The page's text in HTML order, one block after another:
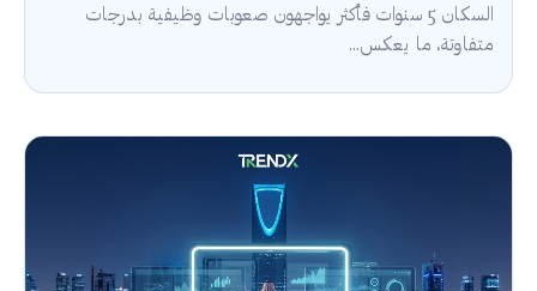
السكان 5 سنوات فأكثر يواجهون صعوبات وظيفية بدرجات
متفاوتة، ما يعكس...